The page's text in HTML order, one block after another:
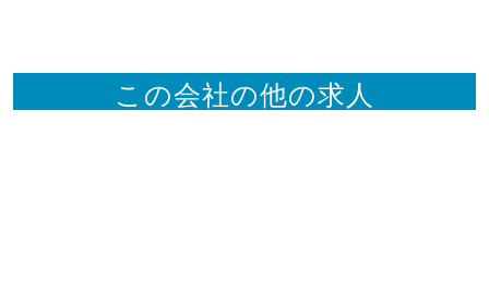
この会社の他の求人